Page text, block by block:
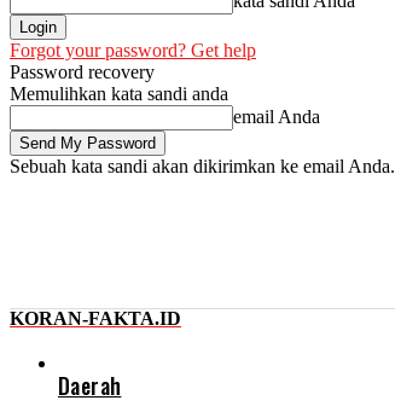
Forgot your password? Get help
Password recovery
Memulihkan kata sandi anda
email Anda
Sebuah kata sandi akan dikirimkan ke email Anda.
KORAN-FAKTA.ID
Daerah